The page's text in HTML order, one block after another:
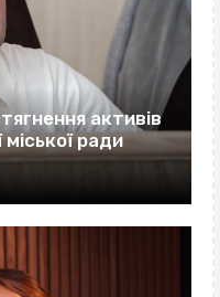
активів
ради